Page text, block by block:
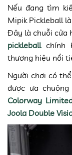
Nếu đang tìm
Mipik Pickleball
Đây là chuỗi cửa
pickleballchính
thương hiệu nổi
Người chơi có
được ưa
Colorway
Joola Double